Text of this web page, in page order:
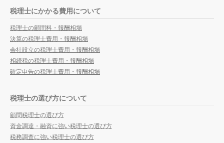
税理士にかかる費用について
税理士の顧問料・報酬相場
決算の税理士費用・報酬相場
会社設立の税理士費用・報酬相場
相続税の税理士費用・報酬相場
確定申告の税理士費用・報酬相場
税理士の選び方について
顧問税理士の選び方
資金調達・融資に強い税理士の選び方
税務調査に強い税理士の選び方